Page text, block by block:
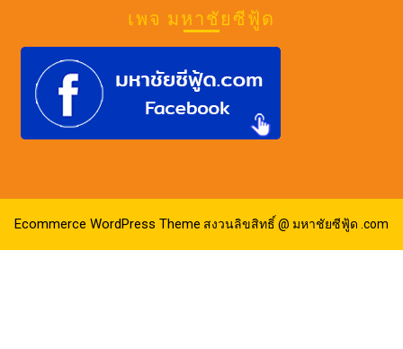
เพจ มหาชัยซีฟู้ด
Ecommerce WordPress Theme สงวนลิขสิทธิ์ @ มหาชัยซีฟู้ด .com